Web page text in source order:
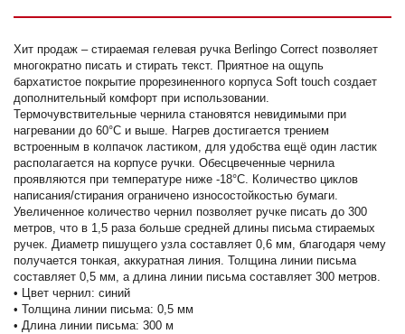
Хит продаж – стираемая гелевая ручка Berlingo Correct позволяет
многократно писать и стирать текст. Приятное на ощупь
бархатистое покрытие прорезиненного корпуса Soft touch создает
дополнительный комфорт при использовании.
Термочувствительные чернила становятся невидимыми при
нагревании до 60°С и выше. Нагрев достигается трением
встроенным в колпачок ластиком, для удобства ещё один ластик
располагается на корпусе ручки. Обесцвеченные чернила
проявляются при температуре ниже -18°С. Количество циклов
написания/стирания ограничено износостойкостью бумаги.
Увеличенное количество чернил позволяет ручке писать до 300
метров, что в 1,5 раза больше средней длины письма стираемых
ручек. Диаметр пишущего узла составляет 0,6 мм, благодаря чему
получается тонкая, аккуратная линия. Толщина линии письма
составляет 0,5 мм, а длина линии письма составляет 300 метров.
• Цвет чернил: синий
• Толщина линии письма: 0,5 мм
• Длина линии письма: 300 м